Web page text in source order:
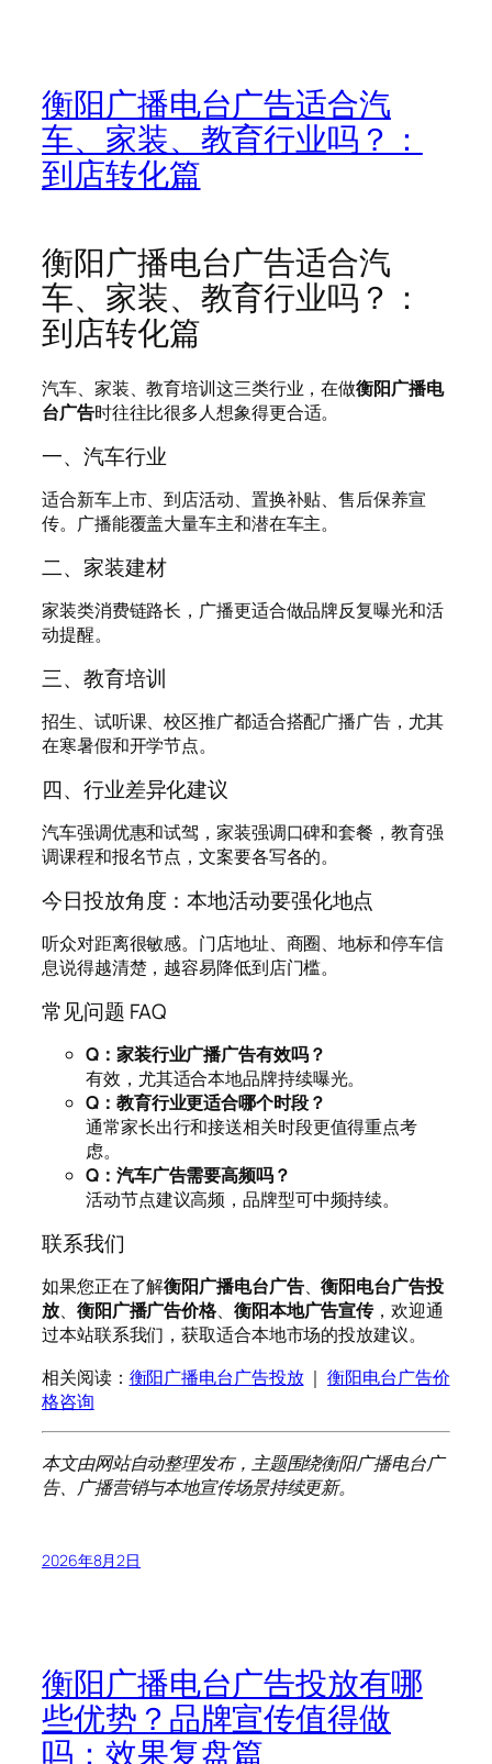
衡阳广播电台广告适合汽
车、家装、教育行业吗？：
到店转化篇
衡阳广播电台广告适合汽
车、家装、教育行业吗？：
到店转化篇
汽车、家装、教育培训这三类行业，在做衡阳广播电
台广告时往往比很多人想象得更合适。
一、汽车行业
适合新车上市、到店活动、置换补贴、售后保养宣
传。广播能覆盖大量车主和潜在车主。
二、家装建材
家装类消费链路长，广播更适合做品牌反复曝光和活
动提醒。
三、教育培训
招生、试听课、校区推广都适合搭配广播广告，尤其
在寒暑假和开学节点。
四、行业差异化建议
汽车强调优惠和试驾，家装强调口碑和套餐，教育强
调课程和报名节点，文案要各写各的。
今日投放角度：本地活动要强化地点
听众对距离很敏感。门店地址、商圈、地标和停车信
息说得越清楚，越容易降低到店门槛。
常见问题 FAQ
Q：家装行业广播广告有效吗？
有效，尤其适合本地品牌持续曝光。
Q：教育行业更适合哪个时段？
通常家长出行和接送相关时段更值得重点考
虑。
Q：汽车广告需要高频吗？
活动节点建议高频，品牌型可中频持续。
联系我们
如果您正在了解衡阳广播电台广告、衡阳电台广告投
放、 衡阳广播广告价格、 衡阳本地广告宣传，欢迎通
过本站联系我们，获取适合本地市场的投放建议。
相关阅读： 衡阳广播电台广告投放｜衡阳电台广告价
格咨询
本文由网站自动整理发布，主题围绕衡阳广播电台广
告、广播营销与本地宣传场景持续更新。
2026年8月2日
衡阳广播电台广告投放有哪
些优势？品牌宣传值得做
吗：效果复盘篇